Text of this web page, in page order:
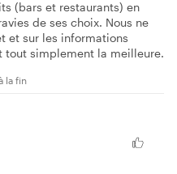
(bars et restaurants) en
de ses choix. Nous ne
et sur les informations
tout simplement la meilleure.
la fin